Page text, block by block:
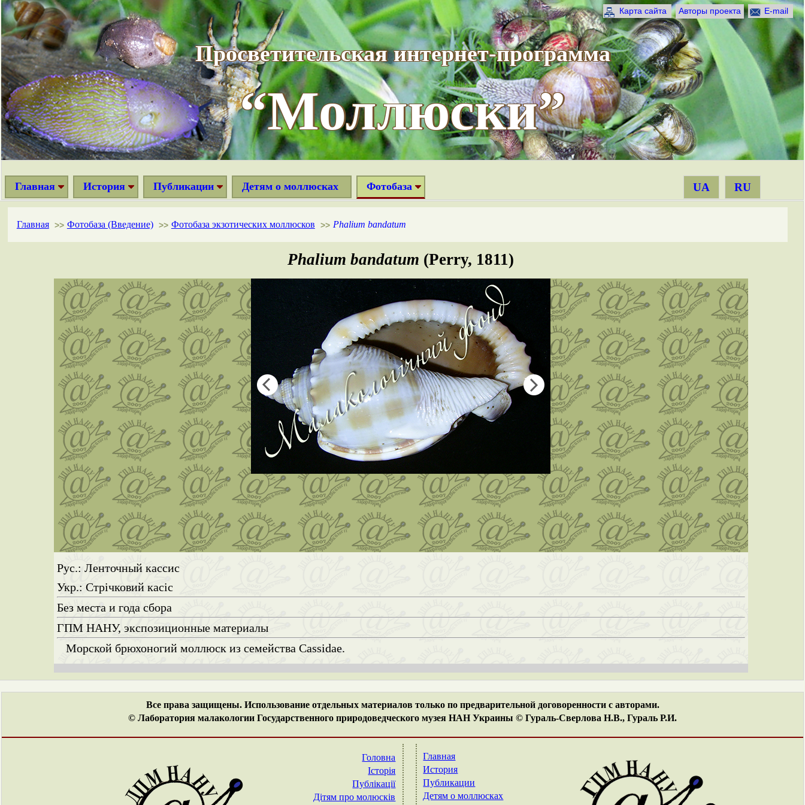
Карта сайта Авторы проекта E-mail
Просветительская интернет-программа
“Моллюски”
Главная История Публикации Детям о моллюсках Фотобаза UA RU
Главная >> Фотобаза (Введение) >> Фотобаза экзотических моллюсков >> Phalium bandatum
Phalium bandatum (Perry, 1811)
Рус.: Ленточный кассис
Укр.: Стрічковий касіс
Без места и года сбора
ГПМ НАНУ, экспозиционные материалы
Морской брюхоногий моллюск из семейства Cassidae.
Все права защищены. Использование отдельных материалов только по предварительной договоренности с авторами.
© Лаборатория малакологии Государственного природоведческого музея НАН Украины © Гураль-Сверлова Н.В., Гураль Р.И.
Головна
Історія
Публікації
Дітям про молюсків
Главная
История
Публикации
Детям о моллюсках